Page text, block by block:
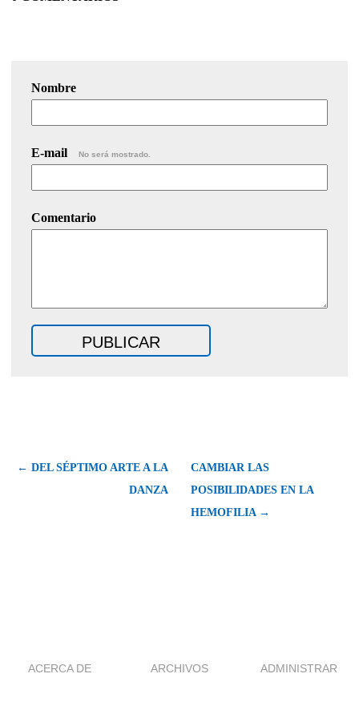
Nombre
E-mail No será mostrado.
Comentario
← DEL SÉPTIMO ARTE A LA
DANZA
CAMBIAR LAS
POSIBILIDADES EN LA
HEMOFILIA →
ACERCA DE ARCHIVOS ADMINISTRAR